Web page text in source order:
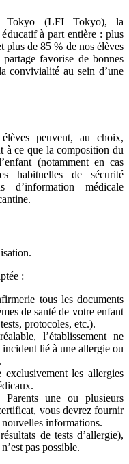
Tokyo (LFI Tokyo), la
à part entière : plus
plus de 85 % de nos élèves
favorise de bonnes
convivialité au sein d’une
peuvent, au choix,
à ce que la composition du
(notamment en cas
habituelles de sécurité
d’information médicale
:
tous les documents
de santé de votre enfant
protocoles, etc.).
l’établissement ne
incident lié à une allergie ou
les allergies
Parents une ou plusieurs
vous devrez fournir
informations.
de tests d’allergie),
pas possible.